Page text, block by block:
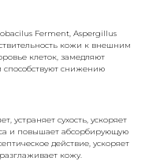
Ferment, Aspergillus
кожи к внешним
клеток, замедляют
снижению
устраняет сухость, ускоряет
и повышает абсорбирующую
действие, ускоряет
кожу.